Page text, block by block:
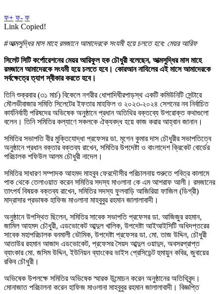
ফ+ ফ- ফ
Link Copied!
#আত্মসুদ্ধির মাস মাহে রমজানে আমাদেরকে সংযমী হয়ে চলতে হবে: মেয়র আরিফ
সিলেট সিটি কর্পোরেশনের মেয়র আরিফুল হক চৌধুরী বলেছেন, আত্মসুদ্ধির মাস মাহে
রমজানে আমাদেরকে সংযমী হয়ে চলতে হবে। কোরআন নাযিলের এই মাসে আমাদেরকে
সর্বক্ষেত্রে ত্যাগ স্বীকার করতে হবে।
তিনি শুক্রবার (৩১ মার্চ) বিকেলে নগরীর ধোপাদিঘীরপাড়স্থ একটি কমিউনিটি সেন্টারে
মৌলভীবাজার সমিতি সিলেটের ইফতার মাহফিল ও ২০২৩-২০২৪ সেশনের নব নির্বাচিত
কার্যনির্বাহী পরিষদের অভিষেক অনুষ্ঠানে প্রধান অতিথির বক্তব্যে উপরোক্ত কথাগুলো
বলেন। তিনি সমিতির কল্যাণে সকলকে ঐক্যবদ্ধ হয়ে কাজ করার আহ্বান জানান।
সমিতির সভাপতি বীর মুক্তিযোদ্ধা প্রফেসর ডা. মৃগেন কুমার দাস চৌধুরীর সভাপতিত্বে
অনুষ্ঠানে প্রধান বক্তার বক্তব্য রাখেন, সমিতির উপদেষ্টা ও বাংলাদেশ ক্রিকেট বোর্ডের
পরিচালক শফিউল আলম চৌধুরী নাদেল।
সমিতির সাধারণ সম্পাদক আহমদ মাহবুব ফেরদৌসীর পরিচালনায় শুরুতে পবিত্র কালামে
পাক থেকে তেলাওয়াত করেন সমিতির সদস্য মাওলানা কে এম আশরাফ আলী। রমজানের
তাৎপর্য বিষয়ক বক্তব্য রাখেন, সমিতির সদস্য ফুলবাড়ি আজিরিয়া ফাজিল (ডিগ্রী)
মাদ্রাসার প্রভাষক হাফিজ মাওলানা মাহবুবুর রহমান জালালাবাদী।
অনুষ্ঠানে উপস্থিত ছিলেন, সমিতির সাবেক সভাপতি প্রফেসর ডা. আজিজুর রহমান,
জামিল আহমদ চৌধুরী, এডভোকেট আব্দুল খালিক, উপদেষ্টা আইআইসিটি অধিদপ্তরের
সাবেক মহাপরিচালক বনমালী ভৌমিক, উপদেষ্টা প্রফেসর ডা. মো. তাজ উদ্দিন, চৌধুরী
আতাউর রহমান আজাদ এডভোকেট, প্রফেসর সৈয়দ আব্দুল ওয়াদুদ, অবসরপ্রাপ্ত
ব্যাংকার মো. জসিম উদ্দিন, ইউনিয়ন ব্যাংকের ভাইস প্রেসিডেন্ট হুমায়ুন কবির, জুবায়ের
রকিব চৌধুরী।
অভিষেক উপলক্ষে সমিতির অভিষেক স্মারক উন্মোচন করেন অনুষ্ঠানের অতিথিবৃন্দ।
মোনাজাত পরিচালনা করেন হাফিজ মাওলানা মাহবুবুর রহমান জালালাবাদী। বিজ্ঞপ্তি